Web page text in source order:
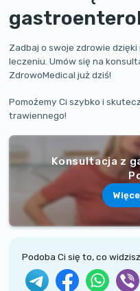
Zadbaj o swoje zdrowie
leczeniu. Umów się na
ZdrowoMedical już dziś!
Pomożemy Ci szybko i
trawiennego!
Konsultacja z
Podoba Ci się to, co